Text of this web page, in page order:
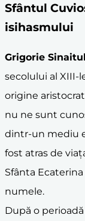
Sfântul
isihasmului
Grigorie Sinaitul
secolului al XIII-
origine
nu ne sunt
dintr-un mediu
fost atras de
Sfânta
numele.
După o